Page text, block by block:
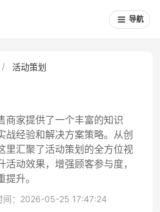
导航
活动策划
商家提供了一个丰富的知识
战经验和解决方案策略。从创
里汇聚了活动策划的全方位视
动效果，增强顾客参与度，
升。
间：2026-05-25 17:47:24